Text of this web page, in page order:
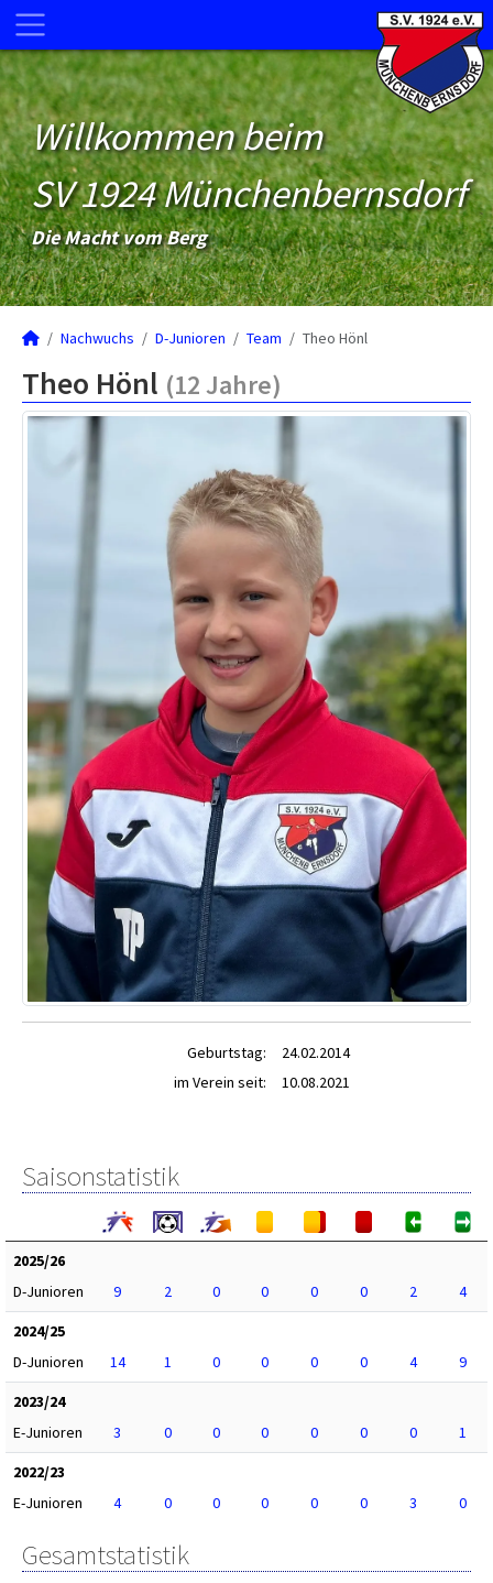
Willkommen beim
SV 1924 Münchenbernsdorf
Die Macht vom Berg
Nachwuchs D-Junioren Team Theo Hönl
Theo Hönl (12 Jahre)
Geburtstag:
24.02.2014
im Verein seit:
10.08.2021
Saisonstatistik
2025/26
D-Junioren
9 2 0 0 0 0 2
4
2024/25
D-Junioren
14 1 0 0 0 0 4
9
2023/24
E-Junioren
3 0 0 0 0 0 0
1
2022/23
E-Junioren
4 0 0 0 0 0 3 0
Gesamtstatistik